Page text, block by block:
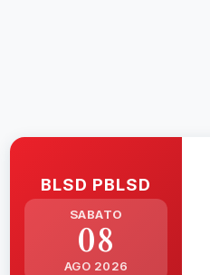
BLSD PBLSD
SABATO
08
AGO 2026